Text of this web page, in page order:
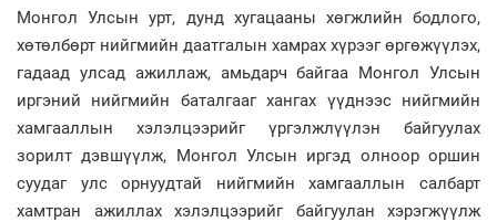
Монгол Улсын урт, дунд хугацааны хөгжлийн бодлого,
хөтөлбөрт нийгмийн даатгалын хамрах хүрээг өргөжүүлэх,
гадаад улсад ажиллаж, амьдарч байгаа Монгол Улсын
иргэний нийгмийн баталгааг хангах үүднээс нийгмийн
хамгааллын хэлэлцээрийг үргэлжлүүлэн байгуулах
зорилт дэвшүүлж, Монгол Улсын иргэд олноор оршин
суудаг улс орнуудтай нийгмийн хамгааллын салбарт
хамтран ажиллах хэлэлцээрийг байгуулан хэрэгжүүлж